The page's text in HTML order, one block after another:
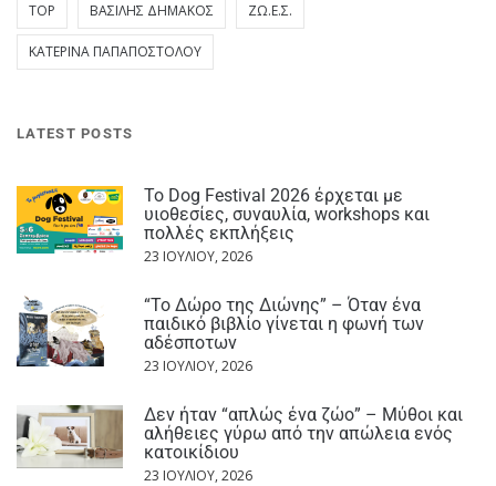
TOP ΒΑΣΊΛΗΣ ΔΗΜΆΚΟΣ ΖΩ.Ε.Σ.
ΚΑΤΕΡΊΝΑ ΠΑΠΑΠΟΣΤΌΛΟΥ
LATEST POSTS
Το Dog Festival 2026 έρχεται με
υιοθεσίες, συναυλία, workshops και
πολλές εκπλήξεις
23 ΙΟΥΛΊΟΥ, 2026
“Το Δώρο της Διώνης” – Όταν ένα
παιδικό βιβλίο γίνεται η φωνή των
αδέσποτων
23 ΙΟΥΛΊΟΥ, 2026
Δεν ήταν “απλώς ένα ζώο” – Μύθοι και
αλήθειες γύρω από την απώλεια ενός
κατοικίδιου
23 ΙΟΥΛΊΟΥ, 2026